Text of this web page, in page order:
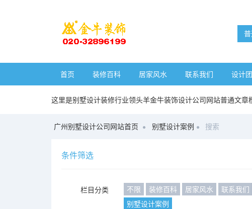
首页 装修百科 居家风水 联系我们 设计
这里是别墅设计装修行业领头羊金牛装饰设计公司网站普通文章
广州别墅设计公司网站首页 别墅设计案例 搜索
条件筛选
栏目分类 不限 装修百科 居家风水 联系我们
别墅设计案例